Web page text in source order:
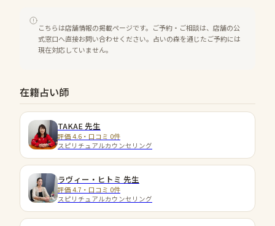
こちらは店舗情報の掲載ページです。ご予約・ご相談は、店舗の公
式窓口へ直接お問い合わせください。占いの森を通じたご予約には
現在対応していません。
在籍占い師
TAKAE 先生
評価 4.6・口コミ 0件
スピリチュアルカウンセリング
ラヴィー・ヒトミ 先生
評価 4.7・口コミ 0件
スピリチュアルカウンセリング